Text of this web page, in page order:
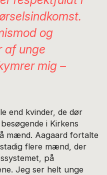
og
af unge
mig –
end kvinder, de dør
i Kirkens
mænd. Aagaard fortalte
flere mænd, der
på
Jeg ser helt unge